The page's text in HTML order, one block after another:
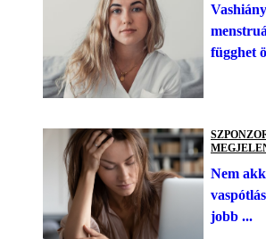
függhet
Nem
jobb ...